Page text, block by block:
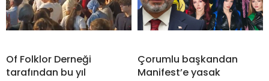
Of Folklor Derneği
tarafından bu yıl
Çorumlu başkandan
Manifest’e yasak